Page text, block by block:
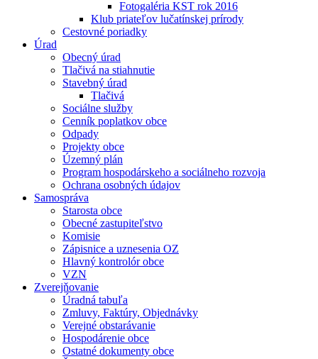
Fotogaléria KST rok 2016
Klub priateľov lučatínskej prírody
Cestovné poriadky
Úrad
Obecný úrad
Tlačivá na stiahnutie
Stavebný úrad
Tlačivá
Sociálne služby
Cenník poplatkov obce
Odpady
Projekty obce
Územný plán
Program hospodárskeho a sociálneho rozvoja
Ochrana osobných údajov
Samospráva
Starosta obce
Obecné zastupiteľstvo
Komisie
Zápisnice a uznesenia OZ
Hlavný kontrolór obce
VZN
Zverejňovanie
Úradná tabuľa
Zmluvy, Faktúry, Objednávky
Verejné obstarávanie
Hospodárenie obce
Ostatné dokumenty obce